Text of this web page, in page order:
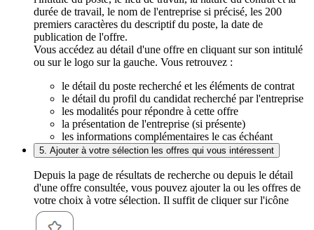
durée de travail, le nom de l'entreprise si précisé, les 200
premiers caractères du descriptif du poste, la date de
publication de l'offre.
Vous accédez au détail d'une offre en cliquant sur son intitulé
ou sur le logo sur la gauche. Vous retrouvez :
le détail du poste recherché et les éléments de contrat
le détail du profil du candidat recherché par l'entreprise
les modalités pour répondre à cette offre
la présentation de l'entreprise (si présente)
les informations complémentaires le cas échéant
5. Ajouter à votre sélection les offres qui vous intéressent
Depuis la page de résultats de recherche ou depuis le détail
d'une offre consultée, vous pouvez ajouter la ou les offres de
votre choix à votre sélection. Il suffit de cliquer sur l'icône